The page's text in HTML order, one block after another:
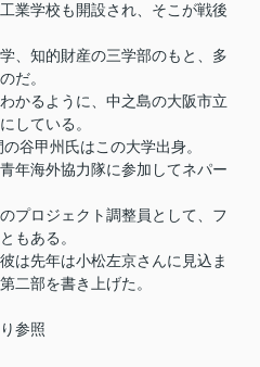
業学校も開設され、そこが戦後
、知的財産の三学部のもと、多
だ。
かるように、中之島の大阪市立
している。
谷甲州氏はこの大学出身。
年海外協力隊に参加してネパー
プロジェクト調整員として、フ
もある。
は先年は小松左京さんに見込ま
二部を書き上げた。
参照